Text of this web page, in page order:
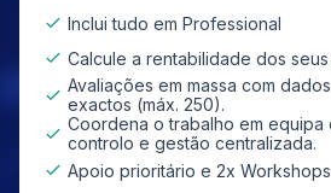
Inclui tudo em Professional
Calcule a rentabilidade dos
Avaliações em massa com
exactos (máx. 250).
Coordena o trabalho em equipa
controlo e gestão centralizada.
Apoio prioritário e 2x Workshops